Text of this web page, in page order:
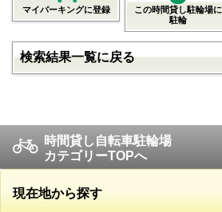
マイパーキングに登録
この時間貸し駐輪場に
駐輪
検索結果一覧に戻る
時間貸し自転車駐輪場
カテゴリーTOPへ
現在地から探す